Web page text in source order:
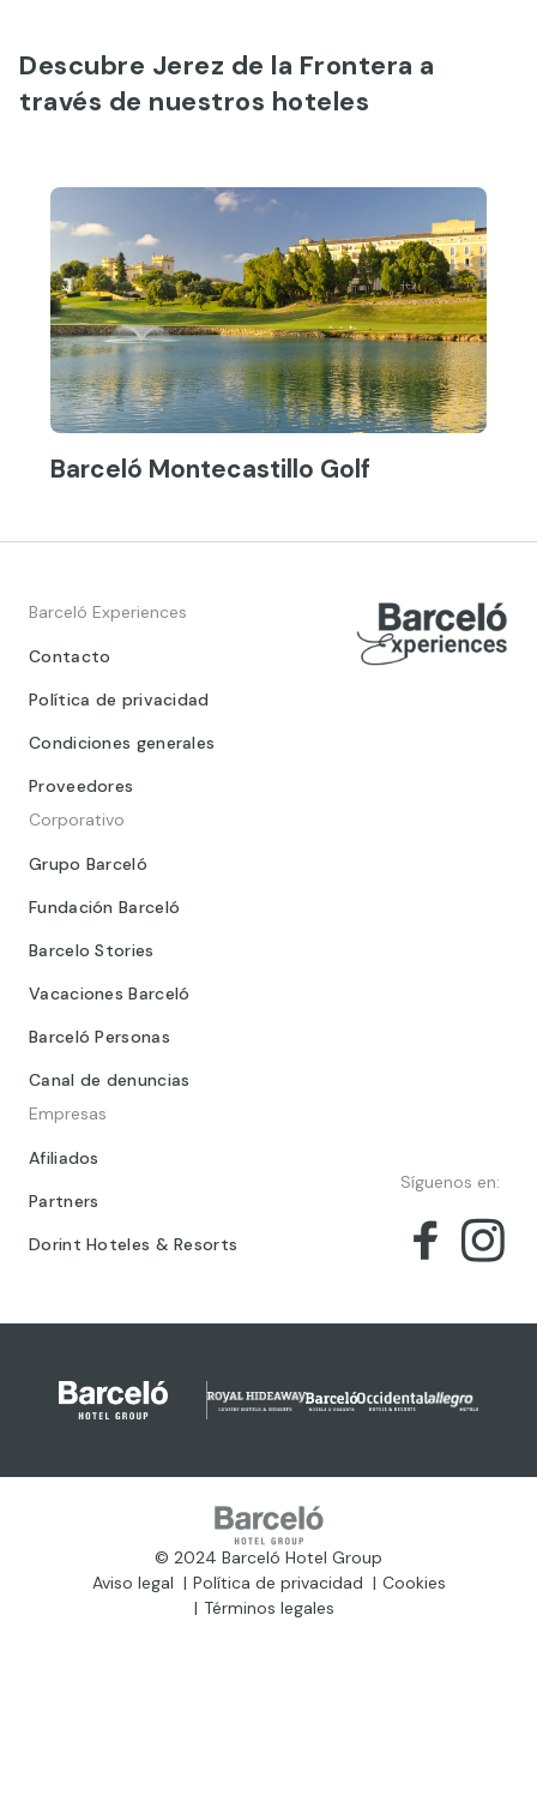
Descubre Jerez de la Frontera a
través de nuestros hoteles
Barceló Montecastillo Golf
Barceló Experiences
Contacto
Política de privacidad
Condiciones generales
Proveedores
Corporativo
Grupo Barceló
Fundación Barceló
Barcelo Stories
Vacaciones Barceló
Barceló Personas
Canal de denuncias
Empresas
Afiliados
Partners
Dorint Hoteles & Resorts
Síguenos en:
© 2024 Barceló Hotel Group
Aviso legal
Política de privacidad
Cookies
Términos legales